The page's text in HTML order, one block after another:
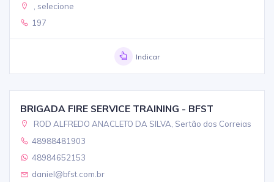
, selecione
197
Indicar
BRIGADA FIRE SERVICE TRAINING - BFST
ROD ALFREDO ANACLETO DA SILVA, Sertão dos Correias
48988481903
48984652153
daniel@bfst.com.br